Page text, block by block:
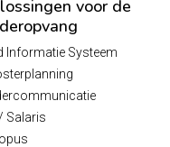
voor de
Informatie Systeem
Salaris